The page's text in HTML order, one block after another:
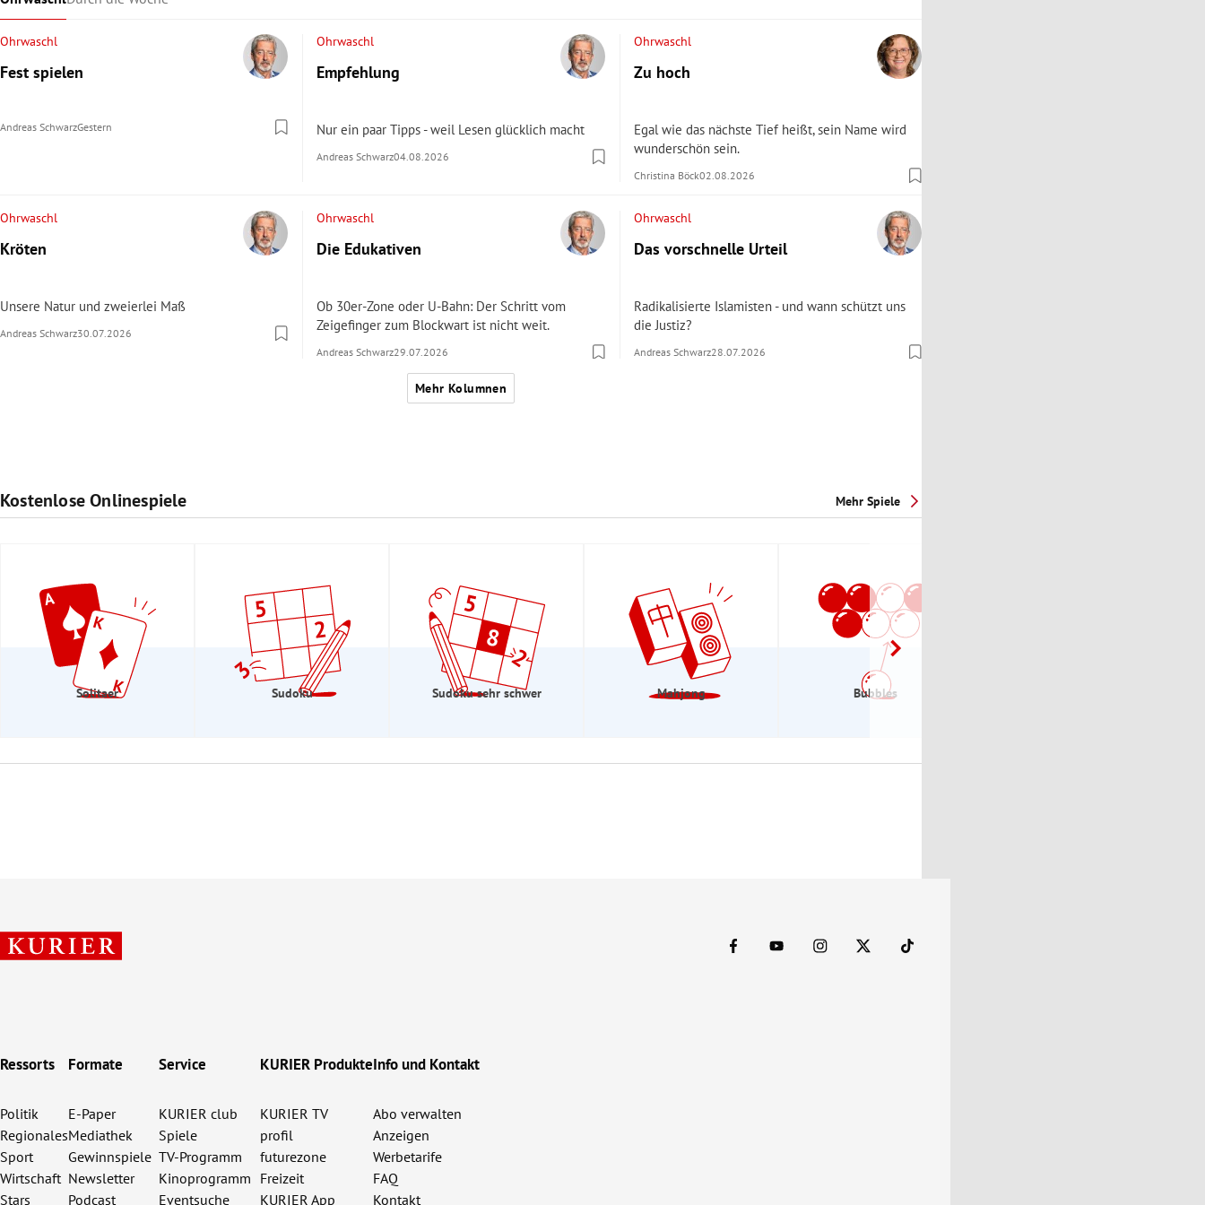
Ohrwaschl
Fest spielen
Andreas SchwarzGestern
Ohrwaschl
Empfehlung
Nur ein paar Tipps - weil Lesen glücklich macht
Andreas Schwarz04.08.2026
Ohrwaschl
Zu hoch
Egal wie das nächste Tief heißt, sein Name wird
wunderschön sein.
Christina Böck02.08.2026
Ohrwaschl
Kröten
Unsere Natur und zweierlei Maß
Andreas Schwarz30.07.2026
Ohrwaschl
Die Edukativen
Ob 30er-Zone oder U-Bahn: Der Schritt vom
Zeigefinger zum Blockwart ist nicht weit.
Andreas Schwarz29.07.2026
Ohrwaschl
Das vorschnelle Urteil
Radikalisierte Islamisten - und wann schützt uns
die Justiz?
Andreas Schwarz28.07.2026
Mehr Kolumnen
Kostenlose Onlinespiele Mehr Spiele
Solitaer Sudoku Sudoku sehr schwer Mahjong Bubbles
Ressorts
Politik
Regionales
Sport
Wirtschaft
Stars
Formate
E-Paper
Mediathek
Gewinnspiele
Newsletter
Podcast
Service
KURIER club
Spiele
TV-Programm
Kinoprogramm
Eventsuche
KURIER Produkte
KURIER TV
profil
futurezone
Freizeit
KURIER App
Info und Kontakt
Abo verwalten
Anzeigen
Werbetarife
FAQ
Kontakt